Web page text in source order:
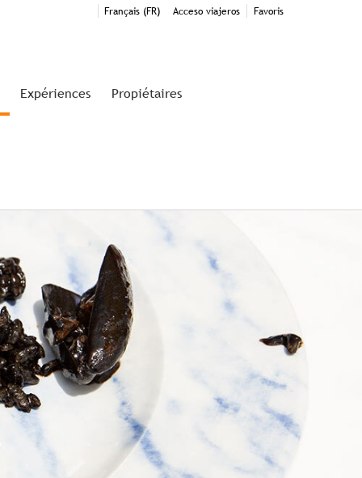
Favoris
Acceso viajeros
Français (FR)
Expériences Propiétaires